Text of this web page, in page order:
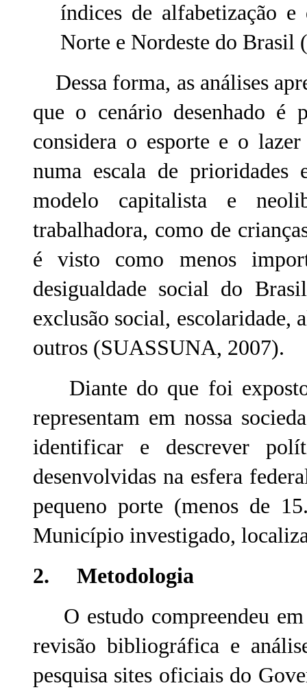
índices de alfabetização e
Norte e Nordeste do Brasil
Dessa forma, as análises
que o cenário desenhado é
considera o esporte e o
numa escala de prioridades
modelo capitalista e
trabalhadora, como de
é visto como menos
desigualdade social do
exclusão social, escolaridade,
outros (SUASSUNA, 2007).
Diante do que foi exposto
representam em nossa
identificar e descrever
desenvolvidas na esfera
pequeno porte (menos de
Município investigado,
2. Metodologia
O estudo compreendeu em
revisão bibliográfica e
pesquisa sites oficiais do